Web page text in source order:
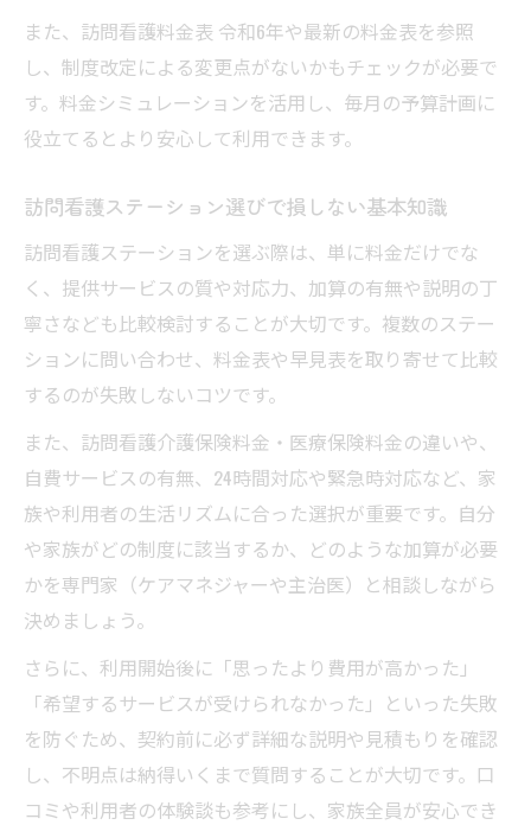
また、訪問看護料金表 令和6年や最新の料金表を参照
し、制度改定による変更点がないかもチェックが必要で
す。料金シミュレーションを活用し、毎月の予算計画に
役立てるとより安心して利用できます。
訪問看護ステーション選びで損しない基本知識
訪問看護ステーションを選ぶ際は、単に料金だけでな
く、提供サービスの質や対応力、加算の有無や説明の丁
寧さなども比較検討することが大切です。複数のステー
ションに問い合わせ、料金表や早見表を取り寄せて比較
するのが失敗しないコツです。
また、訪問看護介護保険料金・医療保険料金の違いや、
自費サービスの有無、24時間対応や緊急時対応など、家
族や利用者の生活リズムに合った選択が重要です。自分
や家族がどの制度に該当するか、どのような加算が必要
かを専門家（ケアマネジャーや主治医）と相談しながら
決めましょう。
さらに、利用開始後に「思ったより費用が高かった」
「希望するサービスが受けられなかった」といった失敗
を防ぐため、契約前に必ず詳細な説明や見積もりを確認
し、不明点は納得いくまで質問することが大切です。口
コミや利用者の体験談も参考にし、家族全員が安心でき